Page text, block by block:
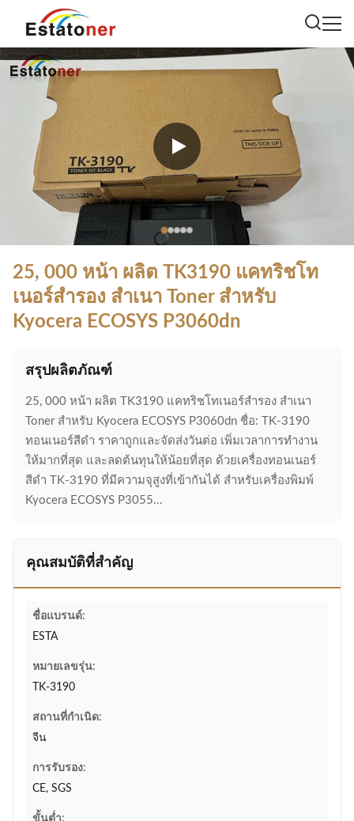
25, 000 หน้า ผลิต TK3190 แคทริชโท
เนอร์สํารอง สําเนา Toner สําหรับ
Kyocera ECOSYS P3060dn
สรุปผลิตภัณฑ์
25, 000 หน้า ผลิต TK3190 แคทริชโทเนอร์สํารอง สําเนา
Toner สําหรับ Kyocera ECOSYS P3060dn ชื่อ: TK-3190
ทอนเนอร์สีดํา ราคาถูกและจัดส่งวันต่อ เพิ่มเวลาการทํางาน
ให้มากที่สุด และลดต้นทุนให้น้อยที่สุด ด้วยเครื่องทอนเนอร์
สีดํา TK-3190 ที่มีความจุสูงที่เข้ากันได้ สําหรับเครื่องพิมพ์
Kyocera ECOSYS P3055...
คุณสมบัติที่สำคัญ
ชื่อแบรนด์:
ESTA
หมายเลขรุ่น:
TK-3190
สถานที่กำเนิด:
จีน
การรับรอง:
CE, SGS
ขั้นต่ำ: